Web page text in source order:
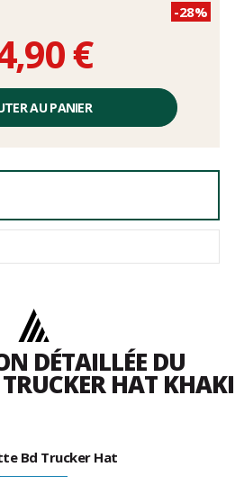
-28%
€
AU PANIER
DÉTAILLÉE DU
HAT KHAKI
Bd Trucker Hat